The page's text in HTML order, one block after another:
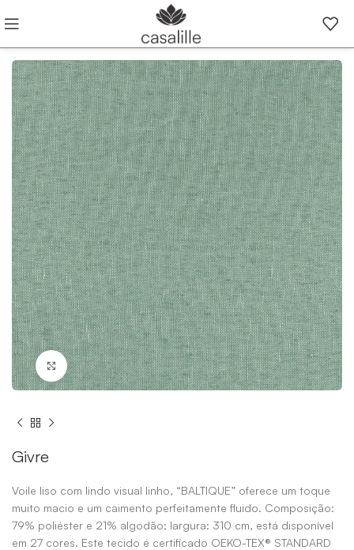
Click to enlarge
Givre
Voile liso com lindo visual linho, “BALTIQUE” oferece um toque
muito macio e um caimento perfeitamente fluido. Composição:
79% poliéster e 21% algodão; largura: 310 cm, está disponível
em 27 cores. Este tecido é certificado OEKO-TEX® STANDARD